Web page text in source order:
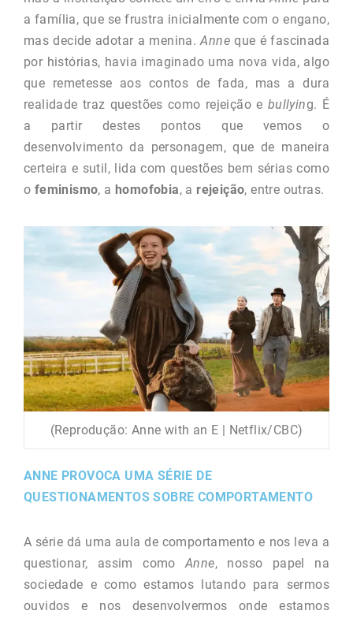
a família, que se frustra inicialmente com o engano,
mas decide adotar a menina.Anne que é fascinada
por histórias, havia imaginado uma nova vida, algo
que remetesse aos contos de fada, mas a dura
realidade traz questões como rejeição e bullying. É
a partir destes pontos que vemos o
desenvolvimento da personagem, que de maneira
certeira e sutil, lida com questões bem sérias como
o feminismo, ahomofobia, a rejeição, entre outras.
(Reprodução: Anne with an E | Netflix/CBC)
ANNE PROVOCA UMA SÉRIE DE
QUESTIONAMENTOS SOBRE COMPORTAMENTO
A série dá uma aula de comportamento e nos leva a
questionar, assim comoAnne, nosso papel na
sociedade e como estamos lutando para sermos
ouvidos e nos desenvolvermos onde estamos